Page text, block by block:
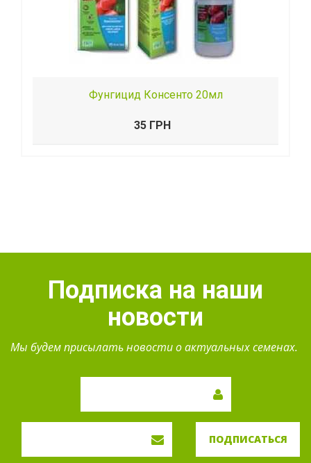
Фунгицид Консенто 20мл
35 ГРН
Подписка на наши
новости
Мы будем присылать новости о актуальных семенах.
ПОДПИСАТЬСЯ